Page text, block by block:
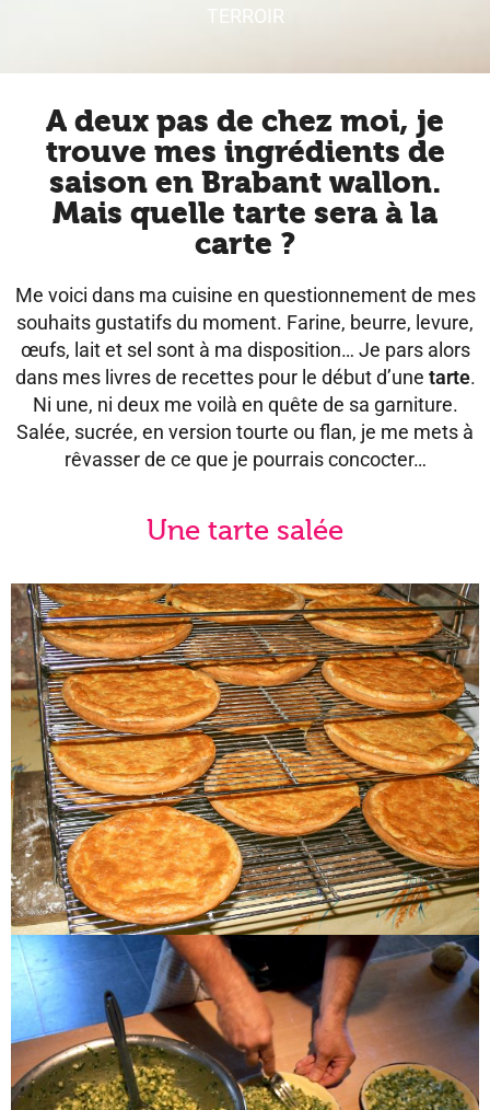
TERROIR
A deux pas de chez moi, je
trouve mes ingrédients de
saison en Brabant wallon.
Mais quelle tarte sera à la
carte ?
Me voici dans ma cuisine en questionnement de mes
souhaits gustatifs du moment. Farine, beurre, levure,
œufs, lait et sel sont à ma disposition… Je pars alors
dans mes livres de recettes pour le début d’une tarte.
Ni une, ni deux me voilà en quête de sa garniture.
Salée, sucrée, en version tourte ou flan, je me mets à
rêvasser de ce que je pourrais concocter…
Une tarte salée